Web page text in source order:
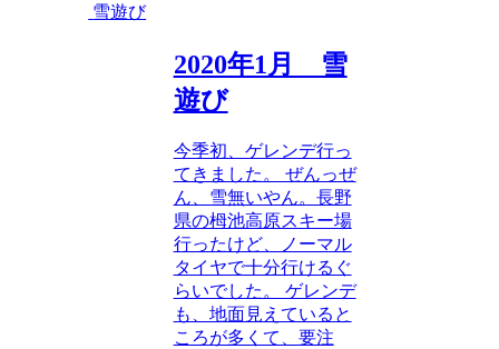
雪遊び
2020年1月 雪
遊び
今季初、ゲレンデ行っ
てきました。 ぜんっぜ
ん、雪無いやん。長野
県の栂池高原スキー場
行ったけど、ノーマル
タイヤで十分行けるぐ
らいでした。 ゲレンデ
も、地面見えていると
ころが多くて、要注